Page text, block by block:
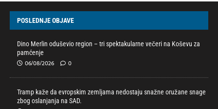
POSLEDNJE OBJAVE
Dino Merlin oduševio region – tri spektakularne večeri na Koševu za
pamćenje
06/08/2026 0
Tramp kaže da evropskim zemljama nedostaju snažne oružane snage
zbog oslanjanja na SAD.